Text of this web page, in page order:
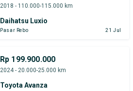
2018 - 110.000-115.000 km
Daihatsu Luxio
Pasar Rebo 21 Jul
Rp 199.900.000
2024 - 20.000-25.000 km
Toyota Avanza